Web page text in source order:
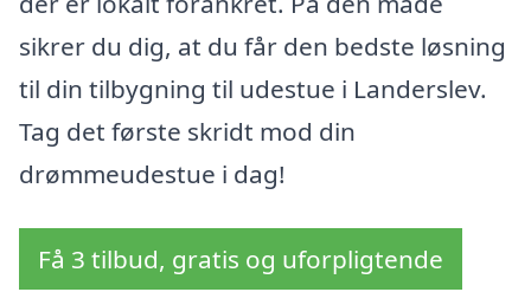
sikrer du dig, at du får den bedste løsning
til din tilbygning til udestue i Landerslev.
Tag det første skridt mod din
drømmeudestue i dag!
Få 3 tilbud, gratis og uforpligtende